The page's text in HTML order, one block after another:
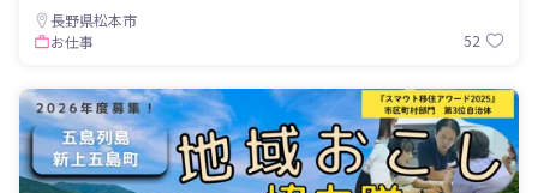
長野県松本市
お仕事
52